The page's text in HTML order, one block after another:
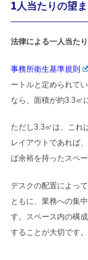
1人当たりの望
法律による一人当た
事務所衛生基準規則
ートルと定められて
なら、面積が約3.3㎡
ただし3.3㎡は、これ
レイアウトであれば
ば余裕を持ったスペ
デスクの配置によっ
ともに、業務への集
す。スペース内の構
することが大切です。